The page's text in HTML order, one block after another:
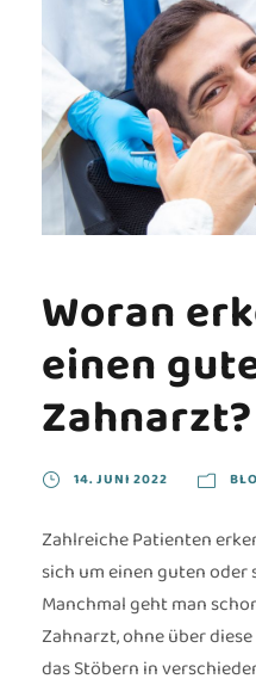
Woran
einen
Zahnarzt?
14. JUNI 2022
Zahlreiche Patienten
sich um einen guten
Manchmal geht man
Zahnarzt, ohne über
das Stöbern in